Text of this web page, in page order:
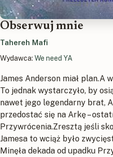
Obserwuj mnie
Tahereh Mafi
Wydawca: We need YA
James Anderson miał plan.A
To jednak wystarczyło, by
nawet jego legendarny brat,
przedostać się na Arkę –
Przywrócenia.Zresztą jeśli
Jamesa to wciąż było
Minęła dekada od upadku